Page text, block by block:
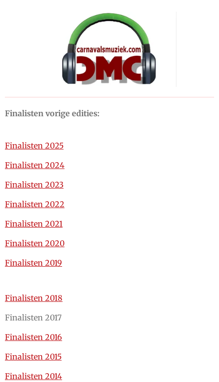
Finalisten vorige edities:
Finalisten 2025
Finalisten 2024
Finalisten 2023
Finalisten 2022
Finalisten 2021
Finalisten 2020
Finalisten 2019
Finalisten 2018
Finalisten 2017
Finalisten 2016
Finalisten 2015
Finalisten 2014